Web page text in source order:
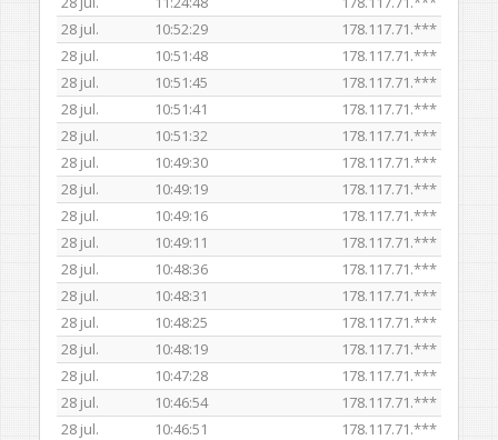
28 jul.
10:52:29
178.117.71.***
28 jul.
10:51:48
178.117.71.***
28 jul.
10:51:45
178.117.71.***
28 jul.
10:51:41
178.117.71.***
28 jul.
10:51:32
178.117.71.***
28 jul.
10:49:30
178.117.71.***
28 jul.
10:49:19
178.117.71.***
28 jul.
10:49:16
178.117.71.***
28 jul.
10:49:11
178.117.71.***
28 jul.
10:48:36
178.117.71.***
28 jul.
10:48:31
178.117.71.***
28 jul.
10:48:25
178.117.71.***
28 jul.
10:48:19
178.117.71.***
28 jul.
10:47:28
178.117.71.***
28 jul.
10:46:54
178.117.71.***
28 jul.
10:46:51
178.117.71.***